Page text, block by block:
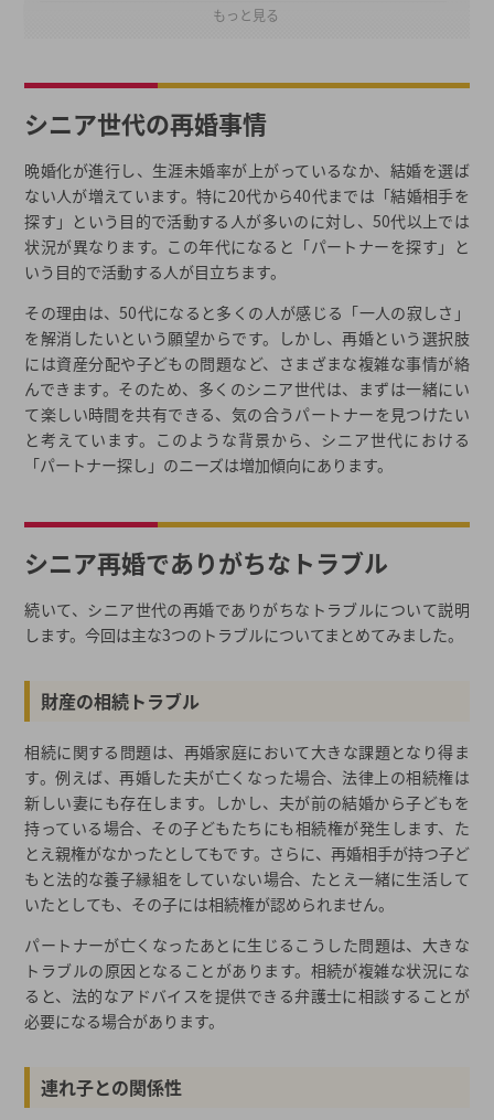
シニア再婚を成功させるためのポイント
連れ子との関係はゆっくり構築する
過去の失敗を活かす
シニア再婚した人の体験談
熟年離婚から3ヶ月で再婚
定年退職前に家庭的な女性と再婚
シニア再婚するための婚活方法
結婚相談所
婚活パーティー
シニア再婚についてまとめ
シニア再婚についての関連記事
2026年春の最新キャンペーン
結婚相談所一覧から結婚相談所を探す
もっと見る
シニア世代の再婚事情
晩婚化が進行し、生涯未婚率が上がっているなか、結婚を選ば
ない人が増えています。特に20代から40代までは「結婚相手を
探す」という目的で活動する人が多いのに対し、50代以上では
状況が異なります。この年代になると「パートナーを探す」と
いう目的で活動する人が目立ちます。
その理由は、50代になると多くの人が感じる「一人の寂しさ」
を解消したいという願望からです。しかし、再婚という選択肢
には資産分配や子どもの問題など、さまざまな複雑な事情が絡
んできます。そのため、多くのシニア世代は、まずは一緒にい
て楽しい時間を共有できる、気の合うパートナーを見つけたい
と考えています。このような背景から、シニア世代における
「パートナー探し」のニーズは増加傾向にあります。
シニア再婚でありがちなトラブル
続いて、シニア世代の再婚でありがちなトラブルについて説明
します。今回は主な3つのトラブルについてまとめてみました。
財産の相続トラブル
相続に関する問題は、再婚家庭において大きな課題となり得ま
す。例えば、再婚した夫が亡くなった場合、法律上の相続権は
新しい妻にも存在します。しかし、夫が前の結婚から子どもを
持っている場合、その子どもたちにも相続権が発生します、た
とえ親権がなかったとしてもです。さらに、再婚相手が持つ子ど
もと法的な養子縁組をしていない場合、たとえ一緒に生活して
いたとしても、その子には相続権が認められません。
パートナーが亡くなったあとに生じるこうした問題は、大きな
トラブルの原因となることがあります。相続が複雑な状況にな
ると、法的なアドバイスを提供できる弁護士に相談することが
必要になる場合があります。
連れ子との関係性